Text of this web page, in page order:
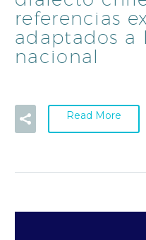
referencias
adaptados a
nacional
Read More